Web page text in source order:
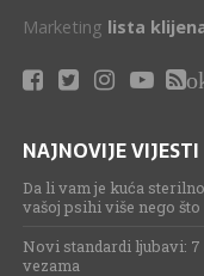
Marketing lista
NAJNOVIJE VIJESTI
Da li vam je kuća
vašoj psihi više nego
Novi standardi ljubavi:
vezama